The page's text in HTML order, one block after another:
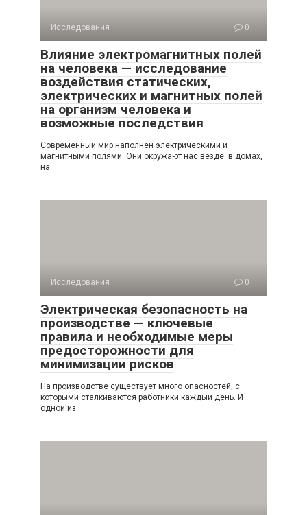
Исследования 0
Влияние электромагнитных полей
на человека — исследование
воздействия статических,
электрических и магнитных полей
на организм человека и
возможные последствия
Современный мир наполнен электрическими и
магнитными полями. Они окружают нас везде: в домах,
на
Исследования 0
Электрическая безопасность на
производстве — ключевые
правила и необходимые меры
предосторожности для
минимизации рисков
На производстве существует много опасностей, с
которыми сталкиваются работники каждый день. И
одной из